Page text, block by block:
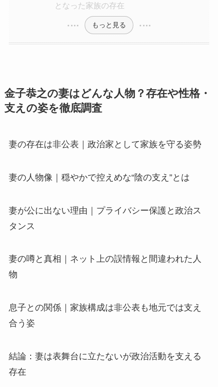
となった家族の存在
もっと見る
金子恭之の妻はどんな人物？存在や性格・
支えの姿を徹底調査
妻の存在は非公表｜政治家として家族を守る姿勢
妻の人物像｜穏やかで控えめな“陰の支え”とは
妻が公に出ない理由｜プライバシー保護と政治ス
タンス
妻の噂と真相｜ネット上の誤情報と間違われた人
物
息子との関係｜家族構成は非公表も地元では支え
合う姿
結論：妻は表舞台に立たないが政治活動を支える
存在